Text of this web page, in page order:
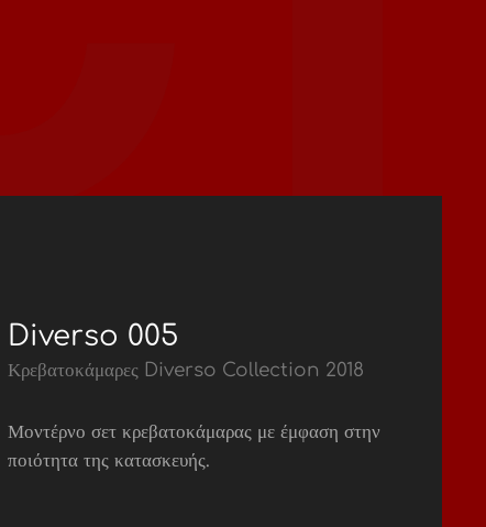
Diverso 005
Κρεβατοκάμαρες Diverso Collection 2018
Μοντέρνο σετ κρεβατοκάμαρας με έμφαση στην
ποιότητα της κατασκευής.